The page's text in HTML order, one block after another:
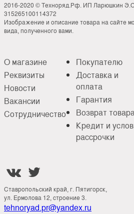
2016-2020 © Техноряд.Рф. ИП Ларюшкин
315265100114372
Изображение и описание товара на сайте
вида, полученного вами.
О магазине
Реквизиты
Новости
Вакансии
Сотрудничество
Покупателю
Доставка и
оплата
Гарантия
Возврат
Кредит и
рассрочки
 
Ставропольский край, г. Пятигорск,
ул. Ермолова 12, строение 3.
tehnoryad.pr@yandex.ru